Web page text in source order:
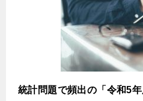
統計問題で頻出の「令和5